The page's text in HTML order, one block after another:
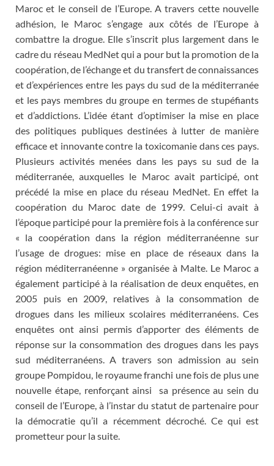
Maroc et le conseil de l’Europe. A travers cette nouvelle
adhésion, le Maroc s’engage aux côtés de l’Europe à
combattre la drogue. Elle s’inscrit plus largement dans le
cadre du réseau MedNet qui a pour but la promotion de la
coopération, de l’échange et du transfert de connaissances
et d’expériences entre les pays du sud de la méditerranée
et les pays membres du groupe en termes de stupéfiants
et d’addictions. L’idée étant d’optimiser la mise en place
des politiques publiques destinées à lutter de manière
efficace et innovante contre la toxicomanie dans ces pays.
Plusieurs activités menées dans les pays su sud de la
méditerranée, auxquelles le Maroc avait participé, ont
précédé la mise en place du réseau MedNet. En effet la
coopération du Maroc date de 1999. Celui-ci avait à
l’époque participé pour la première fois à la conférence sur
« la coopération dans la région méditerranéenne sur
l’usage de drogues: mise en place de réseaux dans la
région méditerranéenne » organisée à Malte. Le Maroc a
également participé à la réalisation de deux enquêtes, en
2005 puis en 2009, relatives à la consommation de
drogues dans les milieux scolaires méditerranéens. Ces
enquêtes ont ainsi permis d’apporter des éléments de
réponse sur la consommation des drogues dans les pays
sud méditerranéens. A travers son admission au sein
groupe Pompidou, le royaume franchi une fois de plus une
nouvelle étape, renforçant ainsi sa présence au sein du
conseil de l’Europe, à l’instar du statut de partenaire pour
la démocratie qu’il a récemment décroché. Ce qui est
prometteur pour la suite.